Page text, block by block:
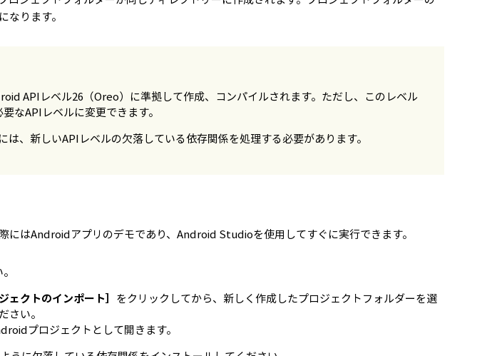
ります。
APIレベル26（Oreo）に準拠して作成、コンパイルされます。ただし、このレベル
要なAPIレベルに変更できます。
は、新しいAPIレベルの欠落している依存関係を処理する必要があります。
にはAndroidアプリのデモであり、Android Studioを使用してすぐに実行できます。
ェクトのインポート］ をクリックしてから、新しく作成したプロジェクトフォルダーを選
さい。
プロジェクトとして開きます。